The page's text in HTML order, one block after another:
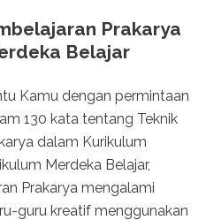
Prakarya
Belajar
Kamu dengan permintaan
130 kata tentang Teknik
dalam Kurikulum
Merdeka Belajar,
Prakarya mengalami
guru kreatif menggunakan